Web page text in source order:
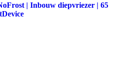
| Inbouw diepvriezer | 65